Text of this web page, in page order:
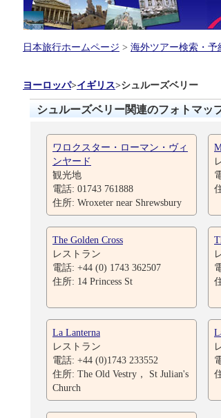
日本旅行ホームページ > 海外ツアー検索・予
ヨーロッパ>イギリス>シュルーズベリー
シュルーズベリー関連のフォトマッ
ワロクスター・ローマン・ヴィ
ンヤード
観光地
電話: 01743 761888
住所: Wroxeter near Shrewsbury
The Golden Cross
レストラン
電話: +44 (0) 1743 362507
住所: 14 Princess St
La Lanterna
レストラン
電話: +44 (0)1743 233552
住所: The Old Vestry， St Julian's
Church